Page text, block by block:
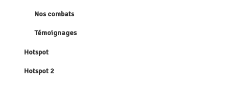
Nos combats
Témoignages
Hotspot
Hotspot 2